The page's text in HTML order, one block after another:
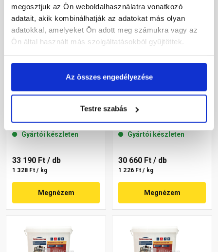
megosztjuk az Ön weboldalhasználatra vonatkozó
adatait, akik kombinálhatják az adatokat más olyan
adatokkal, amelyeket Ön adott meg számukra vagy az
Ön által használt más szolgáltatásokból gyűjtöttek.
Az összes engedélyezése
Testre szabás
Masterplast
Thermomaster szilikon
Gyártói készleten
33 190 Ft / db
1 328 Ft / kg
Megnézem
Masterplast
Thermomaster szilikon
Gyártói készleten
30 660 Ft / db
1 226 Ft / kg
Megnézem